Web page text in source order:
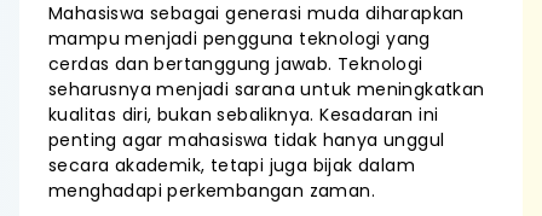
Mahasiswa sebagai generasi muda diharapkan
mampu menjadi pengguna teknologi yang
cerdas dan bertanggung jawab. Teknologi
seharusnya menjadi sarana untuk meningkatkan
kualitas diri, bukan sebaliknya. Kesadaran ini
penting agar mahasiswa tidak hanya unggul
secara akademik, tetapi juga bijak dalam
menghadapi perkembangan zaman.